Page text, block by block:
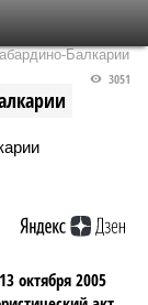
Балкарии
3051
октября 2005